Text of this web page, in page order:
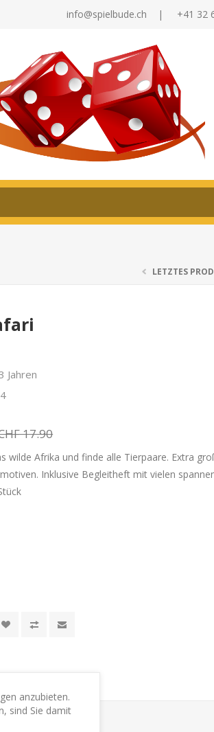
info@spielbude.ch | +41
LETZTES
Jahren
17.90
wilde Afrika und finde alle Tierpaare. Extra
Inklusive Begleitheft mit vielen
anzubieten.
sind Sie damit